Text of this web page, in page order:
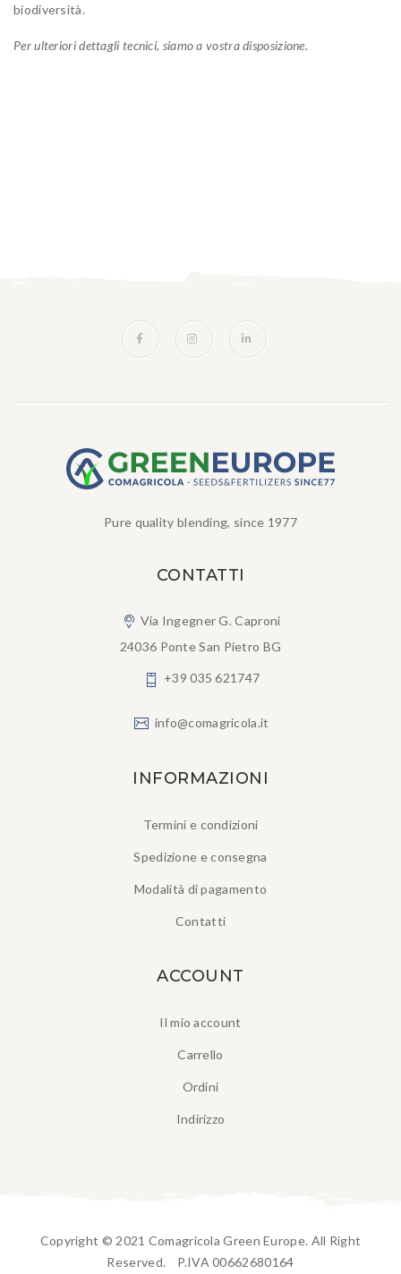
biodiversità.
Per ulteriori dettagli tecnici, siamo a vostra disposizione.
Pure quality blending, since 1977
CONTATTI
Via Ingegner G. Caproni
24036 Ponte San Pietro BG
+39 035 621747
info@comagricola.it
INFORMAZIONI
Termini e condizioni
Spedizione e consegna
Modalità di pagamento
Contatti
ACCOUNT
Il mio account
Carrello
Ordini
Indirizzo
Copyright © 2021 Comagricola Green Europe. All Right
Reserved. P.IVA 00662680164